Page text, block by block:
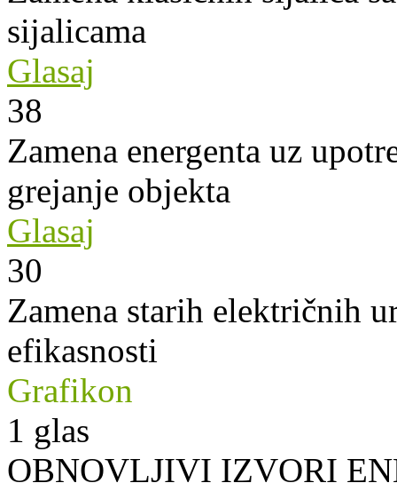
sijalicama
Glasaj
38
Zamena energenta uz
grejanje objekta
Glasaj
30
Zamena starih električnih
efikasnosti
Grafikon
1 glas
OBNOVLJIVI IZVORI